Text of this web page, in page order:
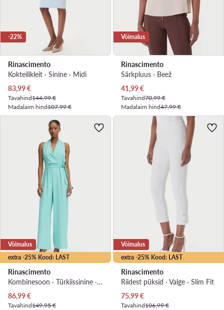
-22%
Rinascimento
Kokteilikleit · Sinine · Midi
Praegune hind
83,99€
Tavahind144,99 €
Madalaim hind107,99 €
Võimalus
Rinascimento
Särkpluus · Beež
Praegune hind
41,99€
Tavahind70,99 €
Madalaim hind47,99 €
extra -25% Kood: LAST
Võimalus
Rinascimento
Kombinesoon · Türkiissinine · Pikkus 7/8
Praegune hind
86,99€
Tavahind149,95 €
extra -25% Kood: LAST
Võimalus
Rinascimento
Riidest püksid · Valge · Slim Fit
Praegune hind
75,99€
Tavahind106,99 €